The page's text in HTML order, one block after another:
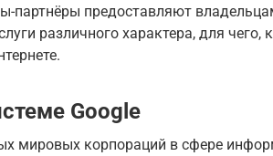
партнёры предоставляют
различного характера, для
Google
мировых корпораций в сфере